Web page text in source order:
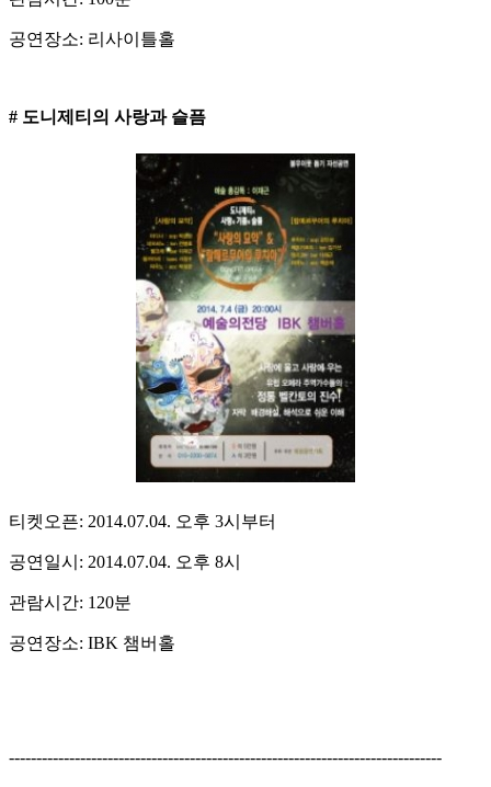
공연장소: 리사이틀홀
# 도니제티의 사랑과 슬픔
티켓오픈: 2014.07.04. 오후 3시부터
공연일시: 2014.07.04. 오후 8시
관람시간: 120분
공연장소: IBK 챔버홀
-------------------------------------------------------------------------------